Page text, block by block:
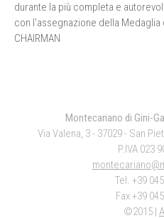
durante la più completa e
con l'assegnazione della Medaglia
CHAIRMAN
Montecariano di Gini-
Via Valena, 3 - 37029 - San
P.IVA 023
Tel. +39
Fax +39
©2015 |